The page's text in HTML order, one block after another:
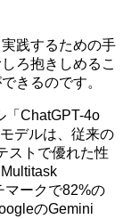
践するための手
ろ抱きしめるこ
きるのです。
「ChatGPT-4o
デルは、従来の
ストで優れた性
マークで82%の
のGemini